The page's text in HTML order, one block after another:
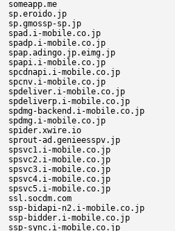
someapp.me
sp.eroido.jp
sp.gmossp-sp.jp
spad.i-mobile.co.jp
spadp.i-mobile.co.jp
spap.adingo.jp.eimg.jp
spapi.i-mobile.co.jp
spcdnapi.i-mobile.co.jp
spcnv.i-mobile.co.jp
spdeliver.i-mobile.co.jp
spdeliverp.i-mobile.co.jp
spdmg-backend.i-mobile.co.jp
spdmg.i-mobile.co.jp
spider.xwire.io
sprout-ad.genieesspv.jp
spsvc1.i-mobile.co.jp
spsvc2.i-mobile.co.jp
spsvc3.i-mobile.co.jp
spsvc4.i-mobile.co.jp
spsvc5.i-mobile.co.jp
ssl.socdm.com
ssp-bidapi-n2.i-mobile.co.jp
ssp-bidder.i-mobile.co.jp
ssp-sync.i-mobile.co.jp